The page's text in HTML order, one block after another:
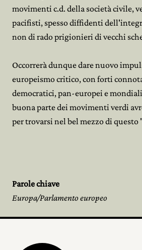
movimenti c.d. della società civile,
pacifisti, spesso diffidenti
non di rado prigionieri di vecchi
Occorrerà dunque dare nuovo
europeismo critico, con forti
democratici, pan-europei e
buona parte dei movimenti verdi
per trovarsi nel bel mezzo di questo
Parole chiave
Europa/Parlamento europeo